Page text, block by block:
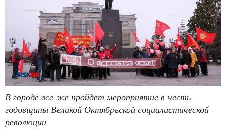
В городе все же пройдет мероприятие в честь
годовщины Великой Октябрьской социалистической
революции